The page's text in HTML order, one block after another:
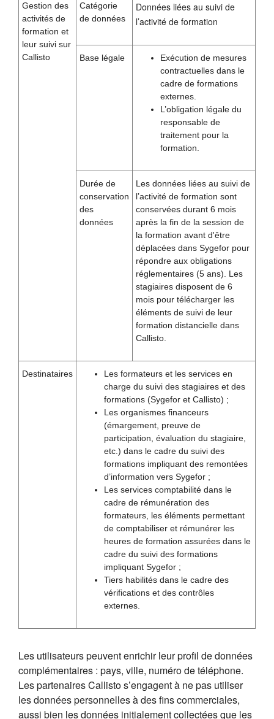
Gestion des
activités de
formation et
leur suivi sur
Callisto
Catégorie
de données
Données liées au suivi de
l’activité de formation
Base légale
Exécution de mesures
contractuelles dans le
cadre de formations
externes.
L’obligation légale du
responsable de
traitement pour la
formation.
Durée de
conservation
des
données
Les données liées au suivi de
l’activité de formation sont
conservées durant 6 mois
après la fin de la session de
la formation avant d'être
déplacées dans Sygefor pour
répondre aux obligations
réglementaires (5 ans). Les
stagiaires disposent de 6
mois pour télécharger les
éléments de suivi de leur
formation distancielle dans
Callisto.
Destinataires
Les formateurs et les services en
charge du suivi des stagiaires et des
formations (Sygefor et Callisto) ;
Les organismes financeurs
(émargement, preuve de
participation, évaluation du stagiaire,
etc.) dans le cadre du suivi des
formations impliquant des remontées
d’information vers Sygefor ;
Les services comptabilité dans le
cadre de rémunération des
formateurs, les éléments permettant
de comptabiliser et rémunérer les
heures de formation assurées dans le
cadre du suivi des formations
impliquant Sygefor ;
Tiers habilités dans le cadre des
vérifications et des contrôles
externes.
Les utilisateurs peuvent enrichir leur profil de données
complémentaires : pays, ville, numéro de téléphone.
Les partenaires Callisto s’engagent à ne pas utiliser
les données personnelles à des fins commerciales,
aussi bien les données initialement collectées que les